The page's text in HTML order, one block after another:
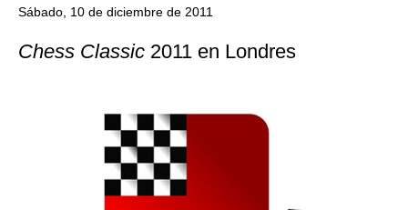
more personalised approach than ever before.
Sábado, 10 de diciembre de 2011
Chess Classic 2011 en Londres